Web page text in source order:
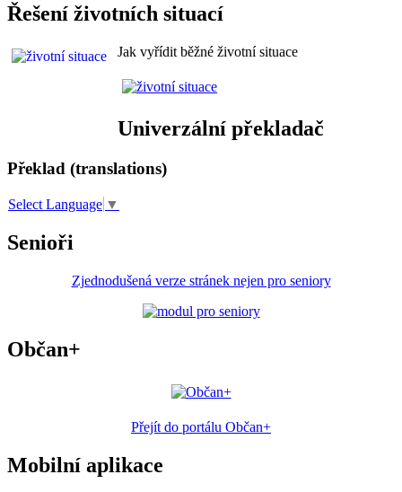
Řešení životních situací
Jak vyřídit běžné životní situace
Univerzální překladač
Překlad (translations)
Select Language ▼
Senioři
Zjednodušená verze stránek nejen pro seniory
Občan+
Přejít do portálu Občan+
Mobilní aplikace